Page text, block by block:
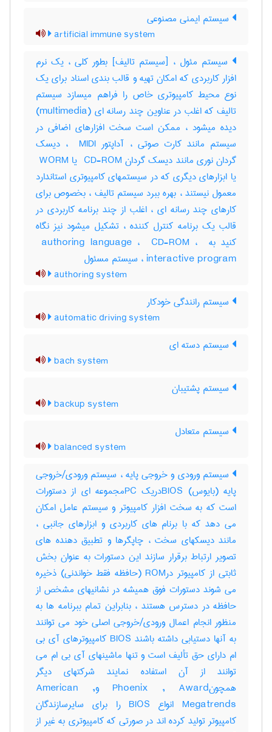
سیستم ایمنی مصنوعی
artificial immune system
سیستم مئول ، [سیستم تالیف] بطور کلی ، یک نرم
افزار کاربردی که امکان تهیه و قالب بندی اسناد برای یک
نوع محیط کامپیوتری خاص را فراهم میسازد سیستم
تالیف که اغلب در عناوین چند رسانه ای (‎multimedia)
دیده میشود ، ممکن است سخت افزارهای اضافی در
سیستم مانند کارت صوتی ، آداپتور ‎ MIDI ، دیسک
گردان نوری مانند دیسک گردان ‎ CD-ROM یا ‎ WORM
یا ابزارهای دیگری که در سیستمهای کامپیوتری استاندارد
معمول نیستند ، بهره ببرد سیستم تالیف ، بخصوص برای
کارهای چند رسانه ای ، اغلب از چند برنامه کاربردی در
قالب یک برنامه کنترل کننده ، تشکیل میشود نیز نگاه
کنید به ‎ authoring language ، ‎ CD-ROM ، ‎
interactive program ، سیستم مسئول
authoring system
سیستم رانندگی خودکار
automatic driving system
سیستم دسته ای
bach system
سیستم پشتیبان
backup system
سیستم متعادل
balanced system
سیستم ورودی و خروجی پایه ، سیستم ورودی/خروجی
پایه (بایوس) BIOSدریک PCمجموعه ای از دستورات
است که به سخت افزار کامپیوتر و سیستم عامل امکان
می دهد که با برنام های کاربردی و ابزارهای جانبی ،
مانند دیسکهای سخت ، چاپگرها و تطبیق دهنده های
تصویر ارتباط برقرار سازند این دستورات به عنوان بخش
ثابتی از کامپیوتر درROM (حافظه فقط خواندنی) ذخیره
می شوند دستورات فوق همیشه در نشانیهای مشخص از
حافظه در دسترس هستند ، بنابراین تمام ببرنامه ها به
منظور انجام اعمال ورودی/خروجی اصلی خود می توانند
به آنها دستیابی داشته باشند BIOS کامپیوترهای آی بی
ام دارای حق تألیف است و تنها ماشینهای آی بی ام می
توانند از آن استفاده نمایند شرکتهای دیگر
همچونPhoenix , Award وAmerican ,
Megatrends انواع BIOS را برای سایرسازندگان
کامپیوتر تولید کرده اند در صورتی که کامپیوتری به غیر از